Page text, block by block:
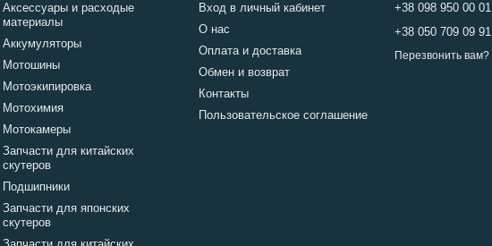
Аксессуары и расходые
материалы
Аккумуляторы
Мотошины
Мотоэкипировка
Мотохимия
Мотокамеры
Запчасти для китайских
скутеров
Подшипники
Запчасти для японских
скутеров
Вход в личный кабинет
О нас
Оплата и доставка
Обмен и возврат
Контакты
Пользовательское соглашение
+38 098 950 00 01
+38 050 709 09 91
Перезвонить вам?